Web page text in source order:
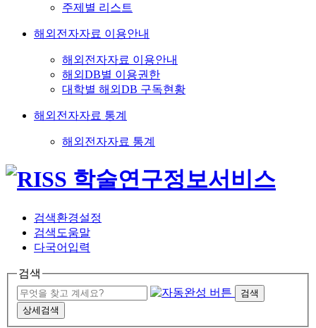
주제별 리스트
해외전자자료 이용안내
해외전자자료 이용안내
해외DB별 이용권한
대학별 해외DB 구독현황
해외전자자료 통계
해외전자자료 통계
검색환경설정
검색도움말
다국어입력
검색
검색
상세검색